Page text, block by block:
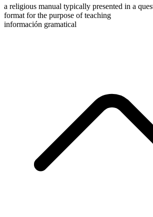
a religious manual typically presented in a
format for the purpose of teaching
información gramatical